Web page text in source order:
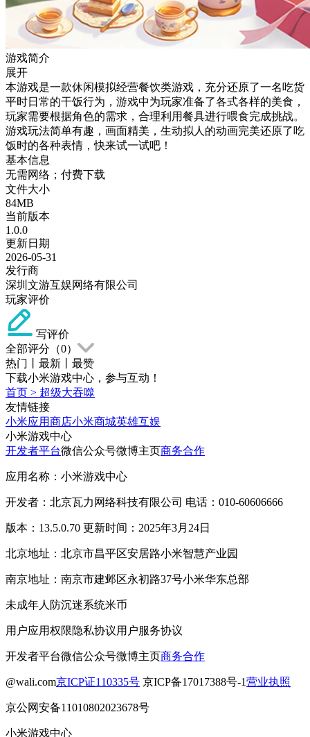
游戏简介
展开
本游戏是一款休闲模拟经营餐饮类游戏，充分还原了一名吃货
平时日常的干饭行为，游戏中为玩家准备了各式各样的美食，
玩家需要根据角色的需求，合理利用餐具进行喂食完成挑战。
游戏玩法简单有趣，画面精美，生动拟人的动画完美还原了吃
饭时的各种表情，快来试一试吧！
基本信息
无需网络；付费下载
文件大小
84MB
当前版本
1.0.0
更新日期
2026-05-31
发行商
深圳文游互娱网络有限公司
玩家评价
写评价
全部评分（0）
热门
最新
最赞
下载小米游戏中心，参与互动！
首页 > 超级大吞噬
友情链接
小米应用商店小米商城英雄互娱
小米游戏中心
开发者平台微信公众号微博主页商务合作
应用名称：小米游戏中心
开发者：北京瓦力网络科技有限公司 电话：010-60606666
版本：13.5.0.70 更新时间：2025年3月24日
北京地址：北京市昌平区安居路小米智慧产业园
南京地址：南京市建邺区永初路37号小米华东总部
未成年人防沉迷系统米币
用户应用权限隐私协议用户服务协议
开发者平台微信公众号微博主页商务合作
@wali.com京ICP证110335号 京ICP备17017388号-1营业执照
京公网安备11010802023678号
小米游戏中心